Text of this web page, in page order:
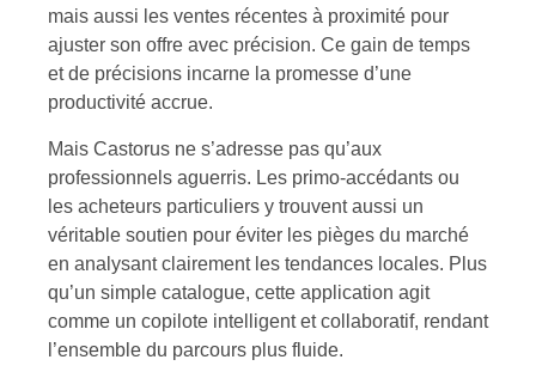
mais aussi les ventes récentes à proximité pour
ajuster son offre avec précision. Ce gain de temps
et de précisions incarne la promesse d’une
productivité accrue.
Mais Castorus ne s’adresse pas qu’aux
professionnels aguerris. Les primo-accédants ou
les acheteurs particuliers y trouvent aussi un
véritable soutien pour éviter les pièges du marché
en analysant clairement les tendances locales. Plus
qu’un simple catalogue, cette application agit
comme un copilote intelligent et collaboratif, rendant
l’ensemble du parcours plus fluide.